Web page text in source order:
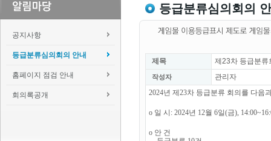
공지사항
등급분류심의회의 안내
홈페이지 점검 안내
회의록공개
등급분류심의회의
제목 제23차 등급분류
작성자
관리자
2024년 제23차 등급분류 회의를 다음
o 일 시: 2024년 12월 6일(금),
o 안 건